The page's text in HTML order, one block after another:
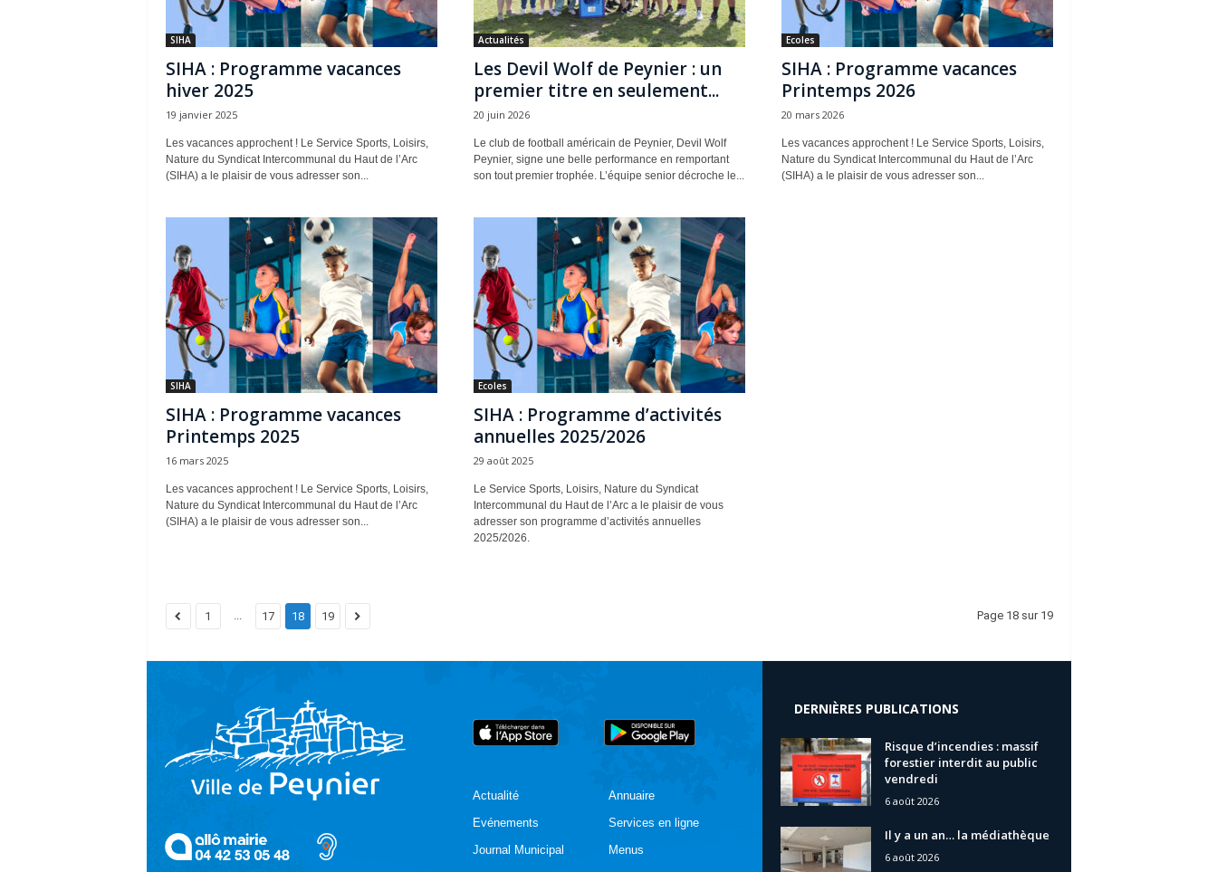
SIHA
SIHA : Programme vacances
hiver 2025
19 janvier 2025
Les vacances approchent ! Le Service Sports, Loisirs,
Nature du Syndicat Intercommunal du Haut de l’Arc
(SIHA) a le plaisir de vous adresser son...
Actualités
Les Devil Wolf de Peynier : un
premier titre en seulement...
20 juin 2026
Le club de football américain de Peynier, Devil Wolf
Peynier, signe une belle performance en remportant
son tout premier trophée. L’équipe senior décroche le...
Ecoles
SIHA : Programme vacances
Printemps 2026
20 mars 2026
Les vacances approchent ! Le Service Sports, Loisirs,
Nature du Syndicat Intercommunal du Haut de l’Arc
(SIHA) a le plaisir de vous adresser son...
SIHA
SIHA : Programme vacances
Printemps 2025
16 mars 2025
Les vacances approchent ! Le Service Sports, Loisirs,
Nature du Syndicat Intercommunal du Haut de l’Arc
(SIHA) a le plaisir de vous adresser son...
Ecoles
SIHA : Programme d’activités
annuelles 2025/2026
29 août 2025
Le Service Sports, Loisirs, Nature du Syndicat
Intercommunal du Haut de l’Arc a le plaisir de vous
adresser son programme d’activités annuelles
2025/2026.
1 ... 17 18 19 Page 18 sur 19
Actualité
Evénements
Journal Municipal
Annuaire
Services en ligne
Menus
DERNIÈRES PUBLICATIONS
Risque d’incendies : massif
forestier interdit au public
vendredi
6 août 2026
Il y a un an… la médiathèque
6 août 2026